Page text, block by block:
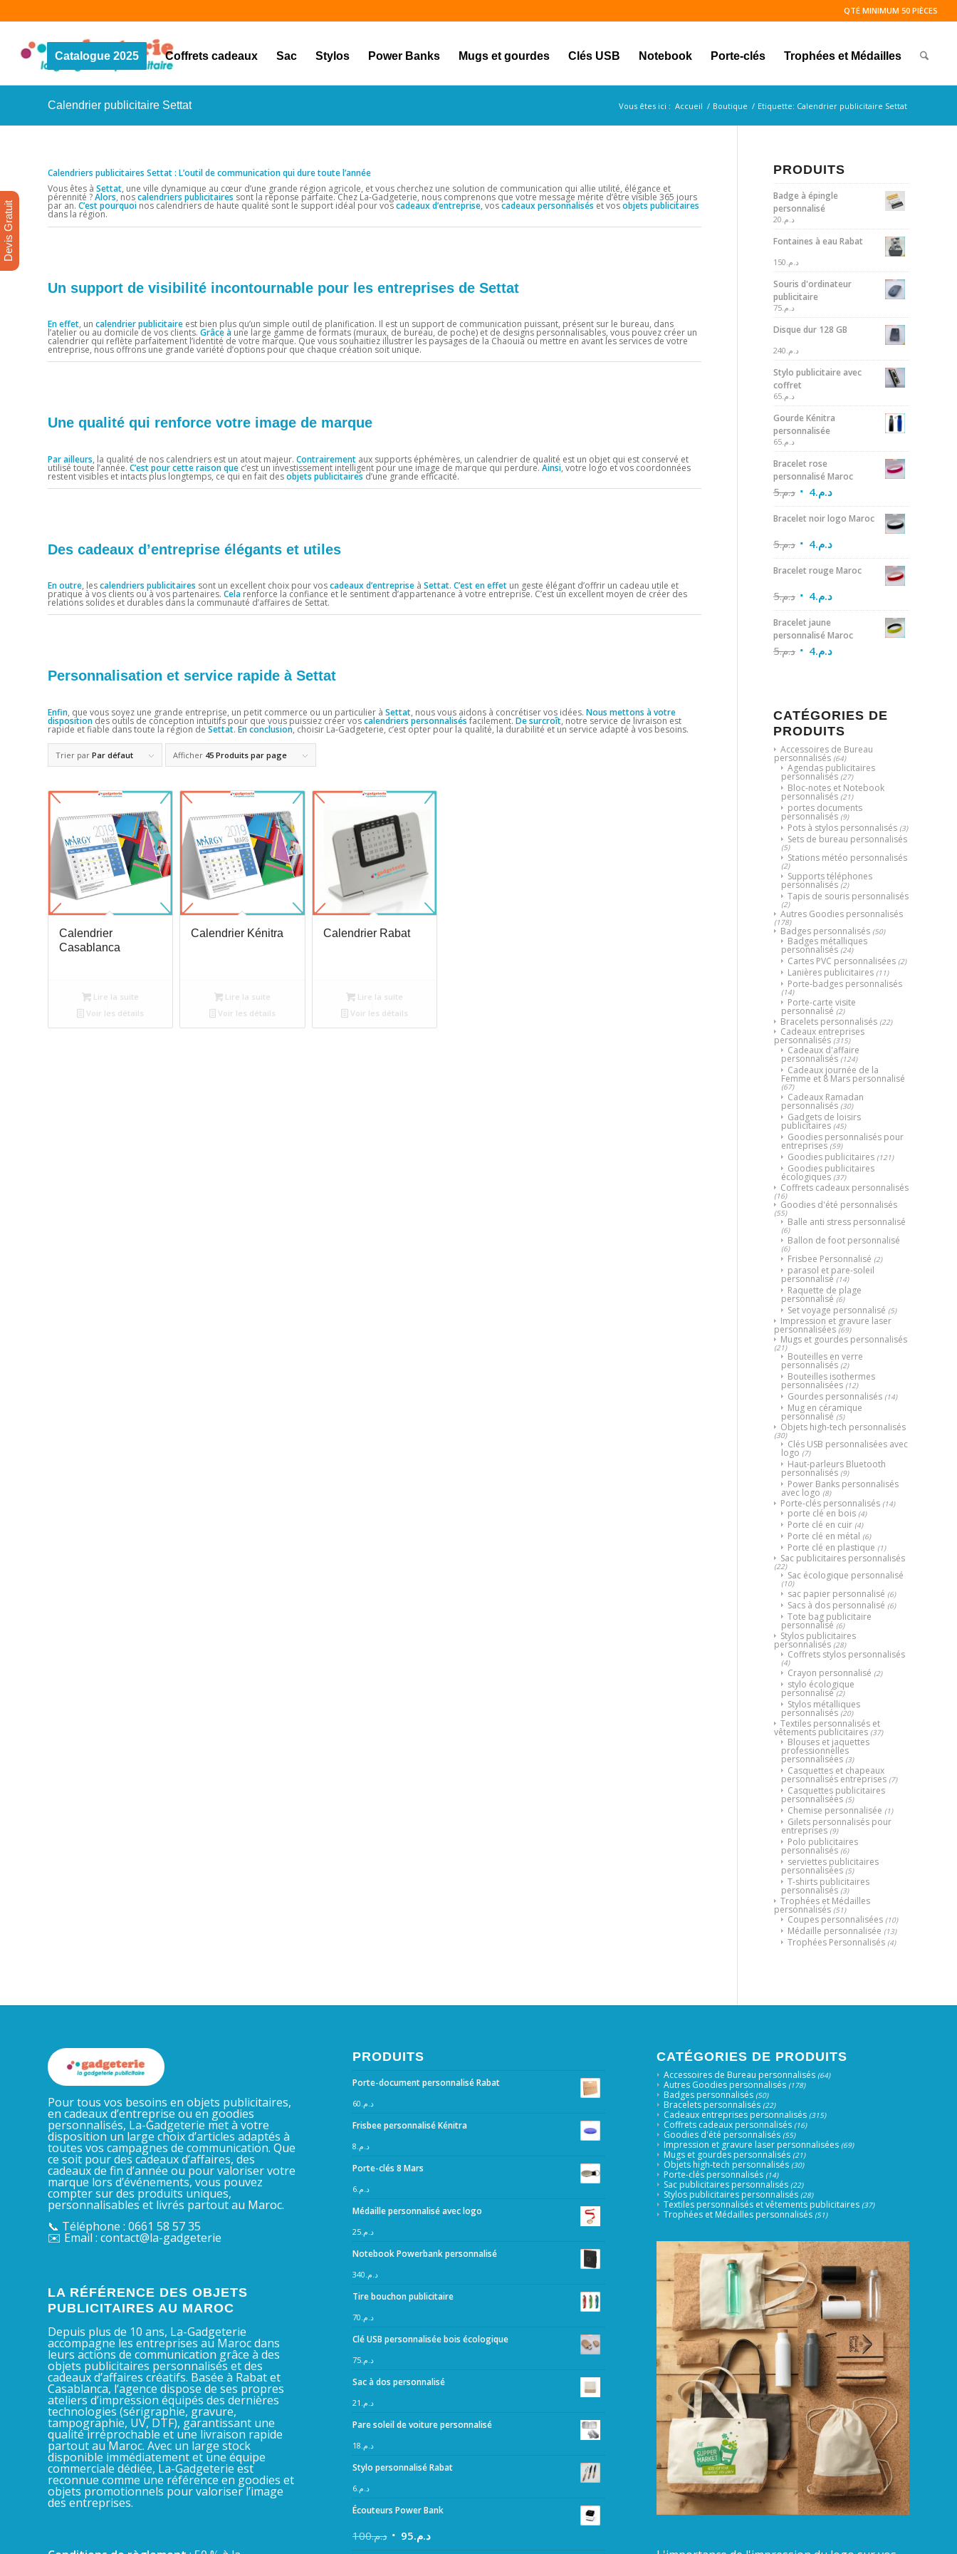
QTÉ MINIMUM 50 PIÈCES
Catalogue 2025 Coffrets cadeaux Sac Stylos Power Banks Mugs et gourdes Clés USB Notebook Porte-clés Trophées et Médailles
Calendrier publicitaire Settat Vous êtes ici : Accueil / Boutique / Etiquette: Calendrier publicitaire Settat
Calendriers publicitaires Settat : L’outil de communication qui dure toute l’année
Vous êtes à Settat, une ville dynamique au cœur d’une grande région agricole, et vous cherchez une solution de communication qui allie utilité, élégance et
pérennité ?Alors, noscalendriers publicitaires sont la réponse parfaite. Chez La-Gadgeterie, nous comprenons que votre message mérite d’être visible 365 jours
par an. C’est pourquoi nos calendriers de haute qualité sont le support idéal pour voscadeaux d’entreprise, voscadeaux personnalisés et vosobjets publicitaires
dans la région.
Un support de visibilité incontournable pour les entreprises de Settat
En effet, un calendrier publicitaire est bien plus qu’un simple outil de planification. Il est un support de communication puissant, présent sur le bureau, dans
l’atelier ou au domicile de vos clients. Grâce à une large gamme de formats (muraux, de bureau, de poche) et de designs personnalisables, vous pouvez créer un
calendrier qui reflète parfaitement l’identité de votre marque. Que vous souhaitiez illustrer les paysages de la Chaouia ou mettre en avant les services de votre
entreprise, nous offrons une grande variété d’options pour que chaque création soit unique.
Une qualité qui renforce votre image de marque
Par ailleurs, la qualité de nos calendriers est un atout majeur. Contrairement aux supports éphémères, un calendrier de qualité est un objet qui est conservé et
utilisé toute l’année. C’est pour cette raison que c’est un investissement intelligent pour une image de marque qui perdure. Ainsi, votre logo et vos coordonnées
restent visibles et intacts plus longtemps, ce qui en fait desobjets publicitaires d’une grande efficacité.
Des cadeaux d’entreprise élégants et utiles
En outre, lescalendriers publicitaires sont un excellent choix pour voscadeaux d’entreprise à Settat. C’est en effet un geste élégant d’offrir un cadeau utile et
pratique à vos clients ou à vos partenaires. Cela renforce la confiance et le sentiment d’appartenance à votre entreprise. C’est un excellent moyen de créer des
relations solides et durables dans la communauté d’affaires de Settat.
Personnalisation et service rapide à Settat
Enfin, que vous soyez une grande entreprise, un petit commerce ou un particulier à Settat, nous vous aidons à concrétiser vos idées. Nous mettons à votre
disposition des outils de conception intuitifs pour que vous puissiez créer voscalendriers personnalisés facilement. De surcroît, notre service de livraison est
rapide et fiable dans toute la région de Settat. En conclusion, choisir La-Gadgeterie, c’est opter pour la qualité, la durabilité et un service adapté à vos besoins.
Trier par Par défaut Afficher 45 Produits par page
Calendrier
Casablanca
Lire la suite
Voir les détails
Calendrier Kénitra
Lire la suite
Voir les détails
Calendrier Rabat
Lire la suite
Voir les détails
PRODUITS
Badge à épingle
personnalisé
د.م.20
Fontaines à eau Rabat
د.م.150
Souris d'ordinateur
publicitaire
د.م.75
Disque dur 128 GB
د.م.240
Stylo publicitaire avec
coffret
د.م.65
Gourde Kénitra
personnalisée
د.م.65
Bracelet rose
personnalisé Maroc
د.م.5 د.م.4
Bracelet noir logo Maroc
د.م.5 د.م.4
Bracelet rouge Maroc
د.م.5 د.م.4
Bracelet jaune
personnalisé Maroc
د.م.5 د.م.4
CATÉGORIES DE
PRODUITS
Accessoires de Bureau
personnalisés (64)
Agendas publicitaires
personnalisés (27)
Bloc-notes et Notebook
personnalisés (21)
portes documents
personnalisés (9)
Pots à stylos personnalisés (3)
Sets de bureau personnalisés
(5)
Stations météo personnalisés
(2)
Supports téléphones
personnalisés (2)
Tapis de souris personnalisés
(2)
Autres Goodies personnalisés
(178)
Badges personnalisés (50)
Badges métalliques
personnalisés (24)
Cartes PVC personnalisées (2)
Lanières publicitaires (11)
Porte-badges personnalisés
(14)
Porte-carte visite
personnalisé (2)
Bracelets personnalisés (22)
Cadeaux entreprises
personnalisés (315)
Cadeaux d'affaire
personnalisés (124)
Cadeaux journée de la
Femme et 8 Mars personnalisé
(67)
Cadeaux Ramadan
personnalisés (30)
Gadgets de loisirs
publicitaires (45)
Goodies personnalisés pour
entreprises (59)
Goodies publicitaires (121)
Goodies publicitaires
écologiques (37)
Coffrets cadeaux personnalisés
(16)
Goodies d'été personnalisés
(55)
Balle anti stress personnalisé
(6)
Ballon de foot personnalisé
(6)
Frisbee Personnalisé (2)
parasol et pare-soleil
personnalisé (14)
Raquette de plage
personnalisé (6)
Set voyage personnalisé (5)
Impression et gravure laser
personnalisées (69)
Mugs et gourdes personnalisés
(21)
Bouteilles en verre
personnalisés (2)
Bouteilles isothermes
personnalisées (12)
Gourdes personnalisés (14)
Mug en céramique
personnalisé (5)
Objets high-tech personnalisés
(30)
Clés USB personnalisées avec
logo (7)
Haut-parleurs Bluetooth
personnalisés (9)
Power Banks personnalisés
avec logo (8)
Porte-clés personnalisés (14)
porte clé en bois (4)
Porte clé en cuir (4)
Porte clé en métal (6)
Porte clé en plastique (1)
Sac publicitaires personnalisés
(22)
Sac écologique personnalisé
(10)
sac papier personnalisé (6)
Sacs à dos personnalisé (6)
Tote bag publicitaire
personnalisé (6)
Stylos publicitaires
personnalisés (28)
Coffrets stylos personnalisés
(4)
Crayon personnalisé (2)
stylo écologique
personnalisé (2)
Stylos métalliques
personnalisés (20)
Textiles personnalisés et
vêtements publicitaires (37)
Blouses et jaquettes
professionnelles
personnalisées (3)
Casquettes et chapeaux
personnalisés entreprises (7)
Casquettes publicitaires
personnalisées (5)
Chemise personnalisée (1)
Gilets personnalisés pour
entreprises (9)
Polo publicitaires
personnalisés (6)
serviettes publicitaires
personnalisées (5)
T-shirts publicitaires
personnalisés (3)
Trophées et Médailles
personnalisés (51)
Coupes personnalisées (10)
Médaille personnalisée (13)
Trophées Personnalisés (4)
Pour tous vos besoins en objets publicitaires,
en cadeaux d’entreprise ou en goodies
personnalisés, La-Gadgeterie met à votre
disposition un large choix d’articles adaptés à
toutes vos campagnes de communication. Que
ce soit pour des cadeaux d’affaires, des
cadeaux de fin d’année ou pour valoriser votre
marque lors d’événements, vous pouvez
compter sur des produits uniques,
personnalisables et livrés partout au Maroc.
📞 Téléphone : 0661 58 57 35
✉️ Email : contact@la-gadgeterie
LA RÉFÉRENCE DES OBJETS
PUBLICITAIRES AU MAROC
Depuis plus de 10 ans, La-Gadgeterie
accompagne les entreprises au Maroc dans
leurs actions de communication grâce à des
objets publicitaires personnalisés et des
cadeaux d’affaires créatifs. Basée à Rabat et
Casablanca, l’agence dispose de ses propres
ateliers d’impression équipés des dernières
technologies (sérigraphie, gravure,
tampographie, UV, DTF), garantissant une
qualité irréprochable et une livraison rapide
partout au Maroc. Avec un large stock
disponible immédiatement et une équipe
commerciale dédiée, La-Gadgeterie est
reconnue comme une référence en goodies et
objets promotionnels pour valoriser l’image
des entreprises.
PRODUITS
Porte-document personnalisé Rabat
د.م. 60
Frisbee personnalisé Kénitra
د.م. 8
Porte-clés 8 Mars
د.م.6
Médaille personnalisé avec logo
د.م.25
Notebook Powerbank personnalisé
د.م. 340
Tire bouchon publicitaire
د.م. 70
Clé USB personnalisée bois écologique
د.م.75
Sac à dos personnalisé
د.م. 21
Pare soleil de voiture personnalisé
د.م. 18
Stylo personnalisé Rabat
د.م.6
Écouteurs Power Bank
د.م.100 د.م.95
CATÉGORIES DE PRODUITS
Accessoires de Bureau personnalisés (64)
Autres Goodies personnalisés (178)
Badges personnalisés (50)
Bracelets personnalisés (22)
Cadeaux entreprises personnalisés (315)
Coffrets cadeaux personnalisés (16)
Goodies d'été personnalisés (55)
Impression et gravure laser personnalisées (69)
Mugs et gourdes personnalisés (21)
Objets high-tech personnalisés (30)
Porte-clés personnalisés (14)
Sac publicitaires personnalisés (22)
Stylos publicitaires personnalisés (28)
Textiles personnalisés et vêtements publicitaires (37)
Trophées et Médailles personnalisés (51)
Devis Gratuit